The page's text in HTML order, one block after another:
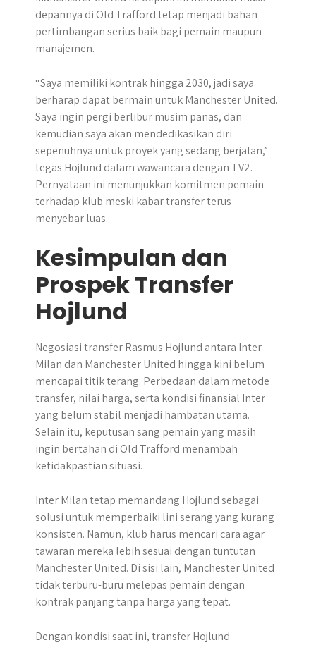
depannya di Old Trafford tetap menjadi bahan
pertimbangan serius baik bagi pemain maupun
manajemen.
“Saya memiliki kontrak hingga 2030, jadi saya
berharap dapat bermain untuk Manchester United.
Saya ingin pergi berlibur musim panas, dan
kemudian saya akan mendedikasikan diri
sepenuhnya untuk proyek yang sedang berjalan,”
tegas Hojlund dalam wawancara dengan TV2.
Pernyataan ini menunjukkan komitmen pemain
terhadap klub meski kabar transfer terus
menyebar luas.
Kesimpulan dan
Prospek Transfer
Hojlund
Negosiasi transfer Rasmus Hojlund antara Inter
Milan dan Manchester United hingga kini belum
mencapai titik terang. Perbedaan dalam metode
transfer, nilai harga, serta kondisi finansial Inter
yang belum stabil menjadi hambatan utama.
Selain itu, keputusan sang pemain yang masih
ingin bertahan di Old Trafford menambah
ketidakpastian situasi.
Inter Milan tetap memandang Hojlund sebagai
solusi untuk memperbaiki lini serang yang kurang
konsisten. Namun, klub harus mencari cara agar
tawaran mereka lebih sesuai dengan tuntutan
Manchester United. Di sisi lain, Manchester United
tidak terburu-buru melepas pemain dengan
kontrak panjang tanpa harga yang tepat.
Dengan kondisi saat ini, transfer Hojlund